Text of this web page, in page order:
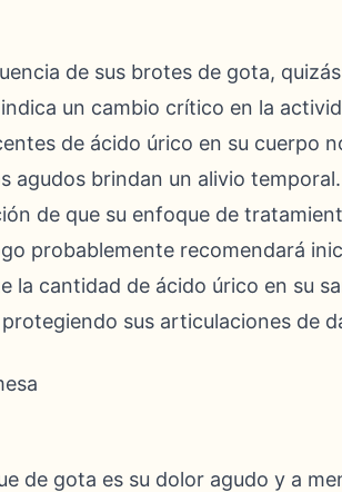
de sus brotes de gota,
un cambio crítico en la
de ácido úrico en su cuerpo
agudos brindan un alivio
de que su enfoque de
probablemente recomendará
la cantidad de ácido úrico en su
sus articulaciones de
de gota es su dolor agudo y a